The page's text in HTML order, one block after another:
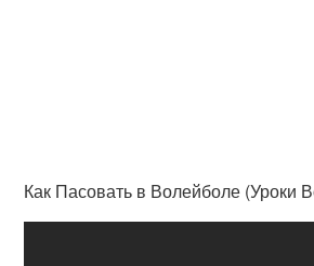
Как Пасовать в Волейболе (Уроки